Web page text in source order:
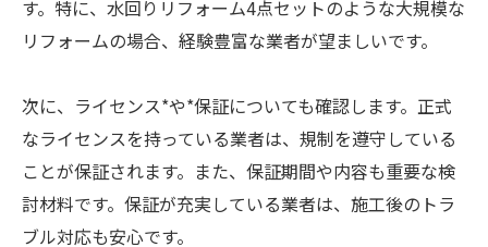
す。特に、水回りリフォーム4点セットのような大規模な
リフォームの場合、経験豊富な業者が望ましいです。
次に、ライセンス*や*保証についても確認します。正式
なライセンスを持っている業者は、規制を遵守している
ことが保証されます。また、保証期間や内容も重要な検
討材料です。保証が充実している業者は、施工後のトラ
ブル対応も安心です。